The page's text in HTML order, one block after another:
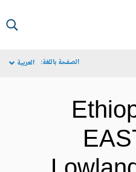
الصفحة باللغة: العربية